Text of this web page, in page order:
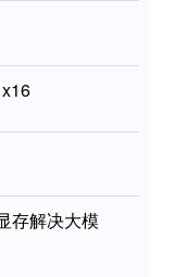
存解决大模